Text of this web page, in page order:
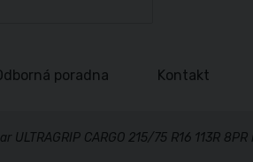
poradna Kontakt
ULTRAGRIP CARGO 215/75 R16 113R 8PR